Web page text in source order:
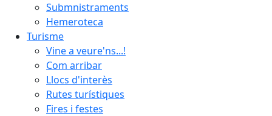
Submnistraments
Hemeroteca
Turisme
Vine a veure'ns...!
Com arribar
Llocs d'interès
Rutes turístiques
Fires i festes